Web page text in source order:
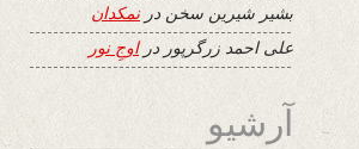
بشیر شیرین سخن درنمکدان
علی احمد زرگرپور دراوجِ نور
آرشیو